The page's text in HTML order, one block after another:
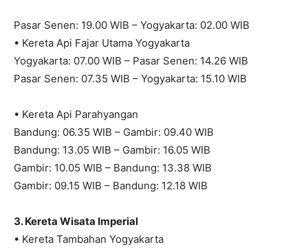
Pasar Senen: 19.00 WIB – Yogyakarta: 02.00 WIB
• Kereta Api Fajar Utama Yogyakarta
Yogyakarta: 07.00 WIB – Pasar Senen: 14.26 WIB
Pasar Senen: 07.35 WIB – Yogyakarta: 15.10 WIB
• Kereta Api Parahyangan
Bandung: 06.35 WIB – Gambir: 09.40 WIB
Bandung: 13.05 WIB – Gambir: 16.05 WIB
Gambir: 10.05 WIB – Bandung: 13.38 WIB
Gambir: 09.15 WIB – Bandung: 12.18 WIB
3. Kereta Wisata Imperial
• Kereta Tambahan Yogyakarta